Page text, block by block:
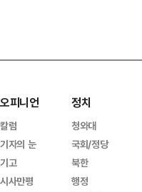
오피니언
칼럼
기자의 눈
기고
시사만평
정치
청와대
국회/정당
북한
행정